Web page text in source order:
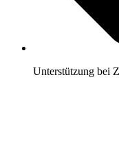
Unterstützung bei